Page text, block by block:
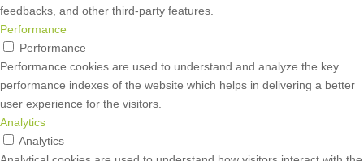
feedbacks, and other third-party features.
Performance
Performance
Performance cookies are used to understand and analyze the key
performance indexes of the website which helps in delivering a better
user experience for the visitors.
Analytics
Analytics